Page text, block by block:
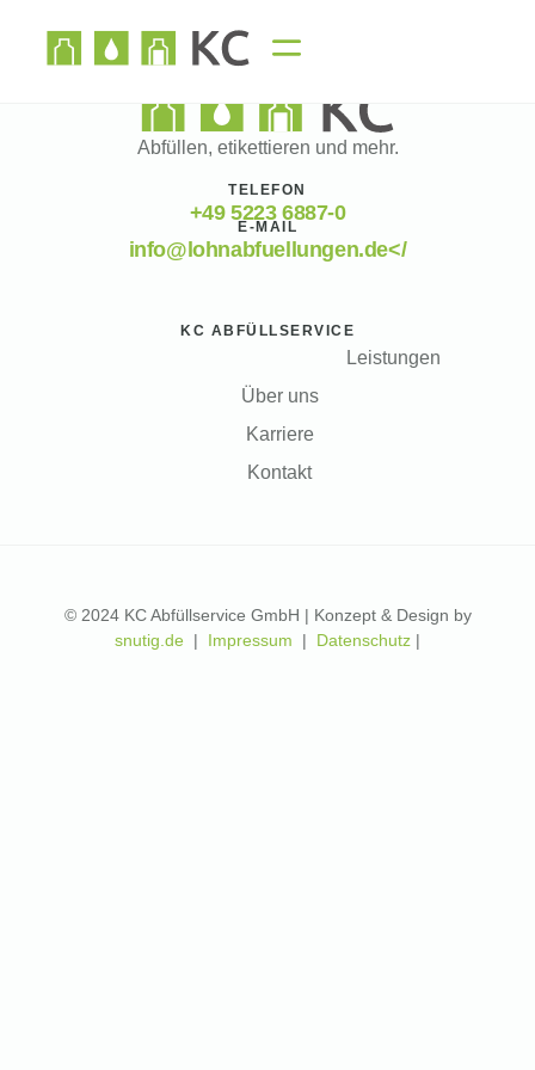
Abfüllen, etikettieren und mehr.
TELEFON
+49 5223 6887-0
E-MAIL
info@lohnabfuellungen.de</
KC ABFÜLLSERVICE
Leistungen
Über uns
Karriere
Kontakt
© 2024 KC Abfüllservice GmbH | Konzept & Design by
snutig.de | Impressum | Datenschutz |